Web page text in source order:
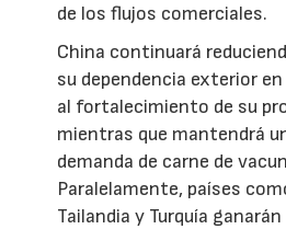
de los flujos comerciales.
China continuará
su dependencia exterior
al fortalecimiento de su
mientras que mantendrá
demanda de carne de
Paralelamente, países
Tailandia y Turquía